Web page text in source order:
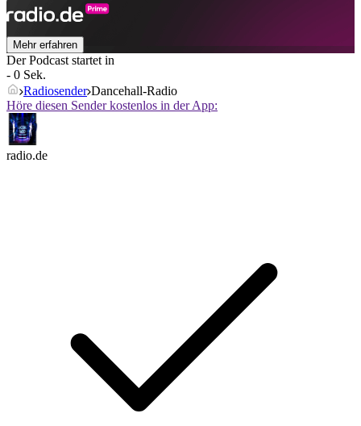
Mehr erfahren
Der Podcast startet in
- 0 Sek.
Radiosender Dancehall-Radio
Höre diesen Sender kostenlos in der App:
radio.de